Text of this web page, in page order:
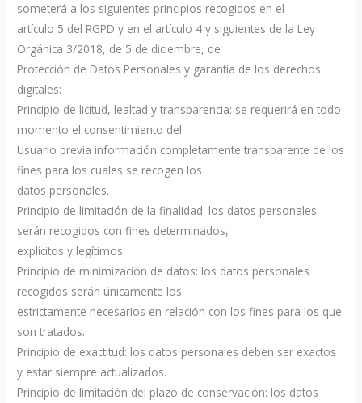
someterá a los siguientes principios recogidos en el
artículo 5 del RGPD y en el artículo 4 y siguientes de la Ley
Orgánica 3/2018, de 5 de diciembre, de
Protección de Datos Personales y garantía de los derechos
digitales:
Principio de licitud, lealtad y transparencia: se requerirá en todo
momento el consentimiento del
Usuario previa información completamente transparente de los
fines para los cuales se recogen los
datos personales.
Principio de limitación de la finalidad: los datos personales
serán recogidos con fines determinados,
explícitos y legítimos.
Principio de minimización de datos: los datos personales
recogidos serán únicamente los
estrictamente necesarios en relación con los fines para los que
son tratados.
Principio de exactitud: los datos personales deben ser exactos
y estar siempre actualizados.
Principio de limitación del plazo de conservación: los datos